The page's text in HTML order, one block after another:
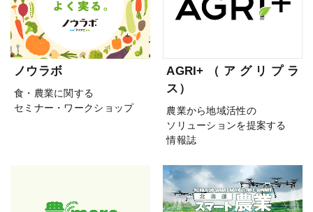
ノウラボ
食・農業に関する
セミナー・ワークショップ
AGRI+（アグリプラ
ス）
農業から地域活性の
ソリューションを提案する
情報誌